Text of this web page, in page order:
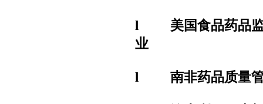
l 美国食品药品
业
l 南非药品质量